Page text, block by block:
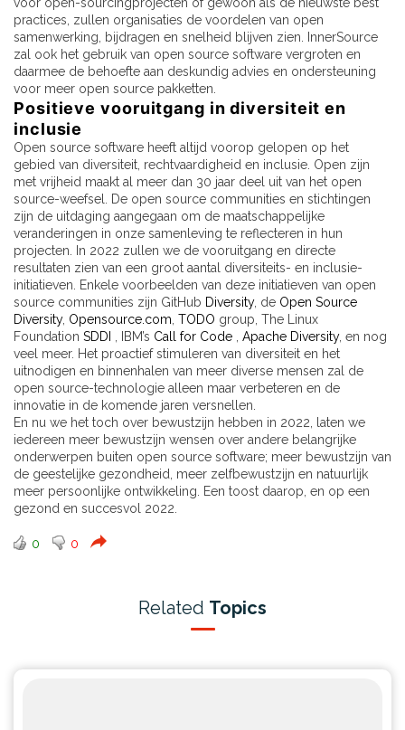
voor open-sourcingprojecten of gewoon als de nieuwste best
practices, zullen organisaties de voordelen van open
samenwerking, bijdragen en snelheid blijven zien. InnerSource
zal ook het gebruik van open source software vergroten en
daarmee de behoefte aan deskundig advies en ondersteuning
voor meer open source pakketten.
Positieve vooruitgang in diversiteit en
inclusie
Open source software heeft altijd voorop gelopen op het
gebied van diversiteit, rechtvaardigheid en inclusie. Open zijn
met vrijheid maakt al meer dan 30 jaar deel uit van het open
source-weefsel. De open source communities en stichtingen
zijn de uitdaging aangegaan om de maatschappelijke
veranderingen in onze samenleving te reflecteren in hun
projecten. In 2022 zullen we de vooruitgang en directe
resultaten zien van een groot aantal diversiteits- en inclusie-
initiatieven. Enkele voorbeelden van deze initiatieven van open
source communities zijn GitHub Diversity, de Open Source
Diversity, Opensource.com, TODO group, The Linux
Foundation SDDI , IBM’s Call for Code , Apache Diversity, en nog
veel meer. Het proactief stimuleren van diversiteit en het
uitnodigen en binnenhalen van meer diverse mensen zal de
open source-technologie alleen maar verbeteren en de
innovatie in de komende jaren versnellen.
En nu we het toch over bewustzijn hebben in 2022, laten we
iedereen meer bewustzijn wensen over andere belangrijke
onderwerpen buiten open source software; meer bewustzijn van
de geestelijke gezondheid, meer zelfbewustzijn en natuurlijk
meer persoonlijke ontwikkeling. Een toost daarop, en op een
gezond en succesvol 2022.
0 0
Related Topics